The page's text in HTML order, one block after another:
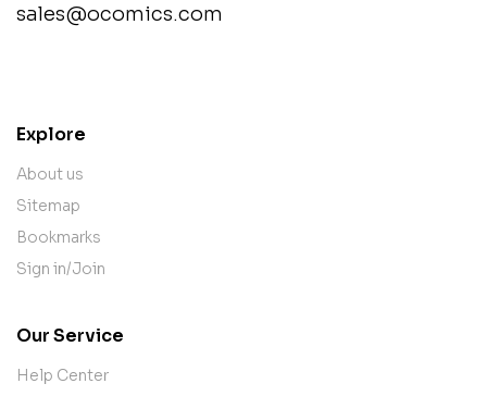
sales@ocomics.com
Explore
About us
Sitemap
Bookmarks
Sign in/Join
Our Service
Help Center